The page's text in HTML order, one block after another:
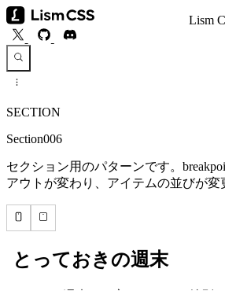
Lism
SECTION
Section006
セクション用のパターンです。
アウトが変わり、アイテムの並びが変